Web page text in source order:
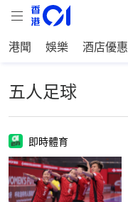
港聞 娛樂 酒店優
五人足球
即時體育